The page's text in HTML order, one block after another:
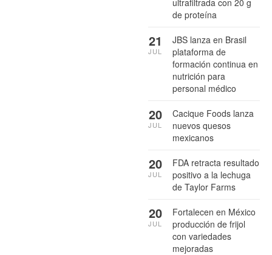
de proteína
JBS lanza en Brasil
plataforma de
formación continua en
nutrición para
personal médico
21
JUL
Cacique Foods lanza
nuevos quesos
mexicanos
20
JUL
FDA retracta resultado
positivo a la lechuga
de Taylor Farms
20
JUL
Fortalecen en México
producción de frijol
con variedades
mejoradas
20
JUL